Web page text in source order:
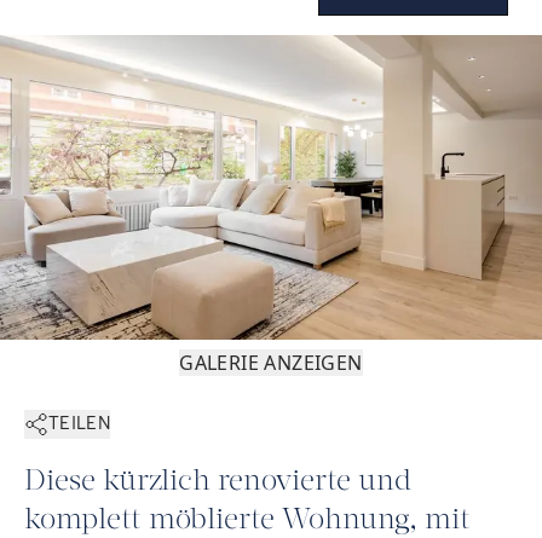
Gebäude
GALERIE ANZEIGEN
TEILEN
Diese kürzlich renovierte und
komplett möblierte Wohnung, mit